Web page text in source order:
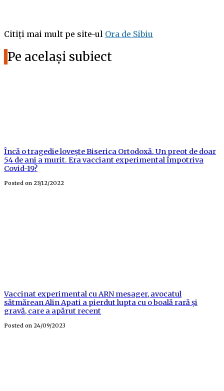
Citiți mai mult pe site-ul Ora de Sibiu
Pe același subiect
Încă o tragedie lovește Biserica Ortodoxă. Un preot de doar
54 de ani a murit. Era vacciant experimental împotriva
Covid-19?
Posted on 23/12/2022
Vaccinat experimental cu ARN mesager, avocatul
sătmărean Alin Apati a pierdut lupta cu o boală rară și
gravă, care a apărut recent
Posted on 24/09/2023